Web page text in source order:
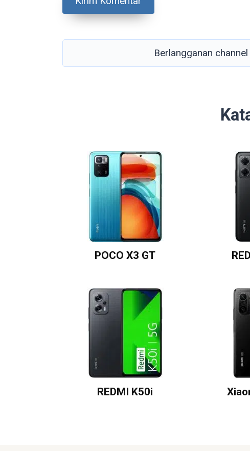
Berlangganan channel
POCO X3 GT
REDMI K50i